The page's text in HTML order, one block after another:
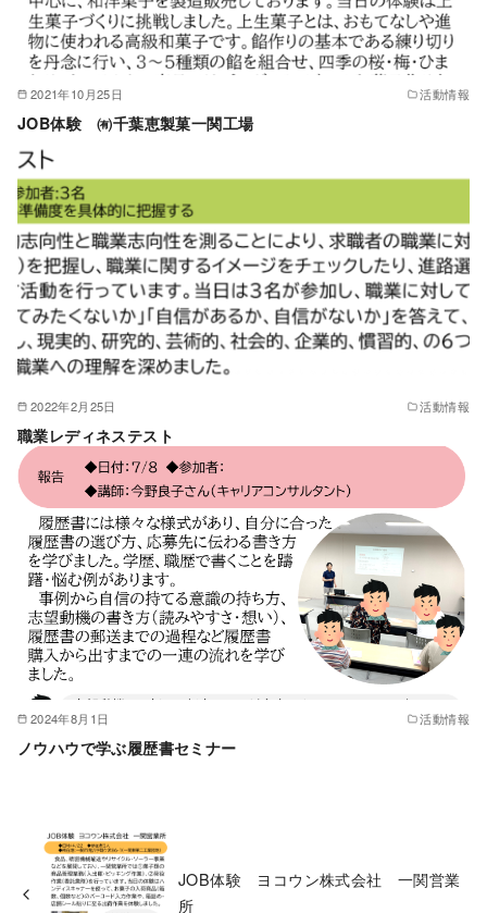
2021年10月25日 活動情報
JOB体験 ㈲千葉恵製菓一関工場
2022年2月25日 活動情報
職業レディネステスト
2024年8月1日 活動情報
ノウハウで学ぶ履歴書セミナー
JOB体験 ヨコウン株式会社 一関営業
所